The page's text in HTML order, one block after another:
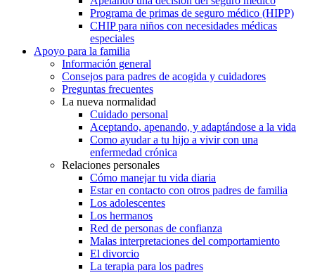
Programa de primas de seguro médico (HIPP)
CHIP para niños con necesidades médicas
especiales
Apoyo para la familia
Información general
Consejos para padres de acogida y cuidadores
Preguntas frecuentes
La nueva normalidad
Cuidado personal
Aceptando, apenando, y adaptándose a la vida
Como ayudar a tu hijo a vivir con una
enfermedad crónica
Relaciones personales
Cómo manejar tu vida diaria
Estar en contacto con otros padres de familia
Los adolescentes
Los hermanos
Red de personas de confianza
Malas interpretaciones del comportamiento
El divorcio
La terapia para los padres